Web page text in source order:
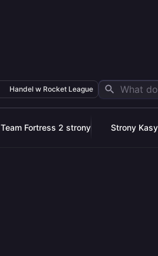
Handel w Rocket League
Team Fortress 2 strony Strony